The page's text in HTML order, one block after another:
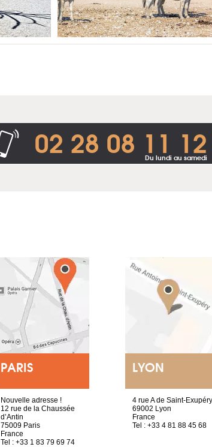
02 28 08 11 12
Du lundi au samedi
PARIS
Nouvelle adresse !
12 rue de la Chaussée
d’Antin
75009 Paris
France
Tel : +33 1 83 79 69 74
LYON
4 rue A de Saint-Exupéry
69002 Lyon
France
Tel : +33 4 81 88 45 68